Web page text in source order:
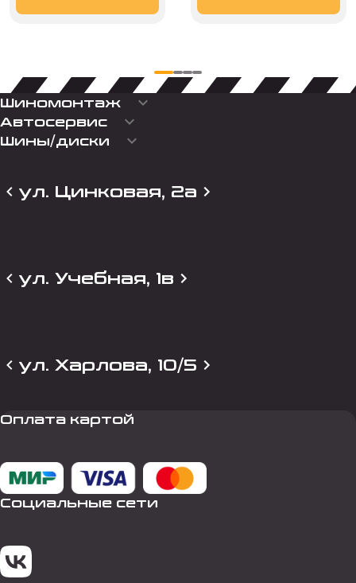
Шиномонтаж keyboard_arrow_down
Автосервис keyboard_arrow_down
Шины/диски keyboard_arrow_down
ул. Цинковая, 2а
ул. Учебная, 1в
ул. Харлова, 10/5
Оплата картой
Социальные сети